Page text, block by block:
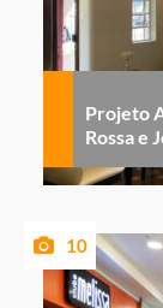
Projeto
Rossa e
10